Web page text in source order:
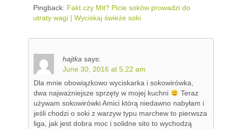
Pingback: Fakt czy Mit? Picie soków prowadzi do
utraty wagi | Wyciskaj świeże soki
hajtka says:
June 30, 2016 at 5:22 am
Dla mnie obowiązkowo wyciskarka i sokowirówka,
dwa najważniejsze sprzęty w mojej kuchni
Teraz
używam sokowirówki Amici którą niedawno nabyłam i
jeśli chodzi o soki z warzyw typu marchew to pierwsza
liga, jak jest dobra moc i solidne sito to wychodzą